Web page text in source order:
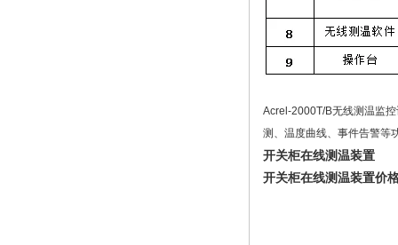
Acrel-2000T/B无线测温监
测、温度曲线、事件告警等
开关柜在线测温装置
开关柜在线测温装置价